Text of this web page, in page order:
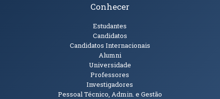
Conhecer
Estudantes
Candidatos
Candidatos Internacionais
Alumni
Universidade
Professores
Investigadores
Pessoal Técnico, Admin. e Gestão